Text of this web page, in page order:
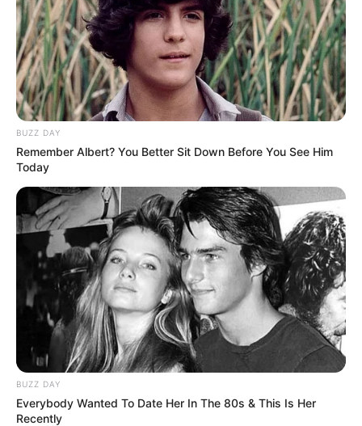
BUZZ DAY
Remember Albert? You Better Sit Down Before You See Him
Today
BUZZ DAY
Everybody Wanted To Date Her In The 80s & This Is Her
Recently